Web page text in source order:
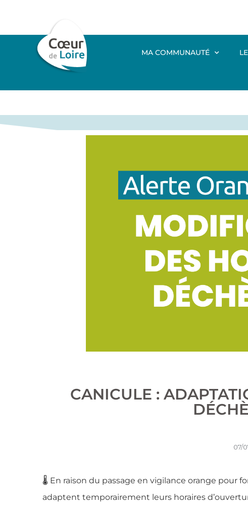
MA COMMUNAUTÉ
CANICULE :
07/
🌡️ En raison du passage en vigilance orange pour
adaptent temporairement leurs horaires